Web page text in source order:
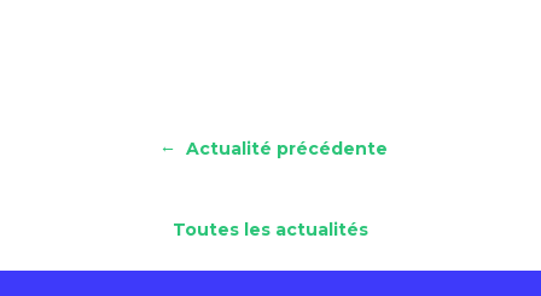
← Actualité précédente
Toutes les actualités